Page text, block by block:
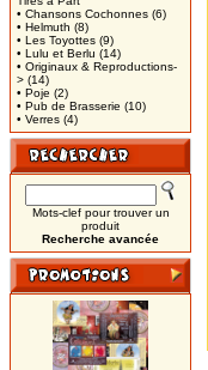
• Chansons Cochonnes (6)
• Helmuth (8)
• Les Toyottes (9)
• Lulu et Berlu (14)
• Originaux & Reproductions-
> (14)
• Poje (2)
• Pub de Brasserie (10)
• Verres (4)
Mots-clef pour trouver un
produit
Recherche avancée